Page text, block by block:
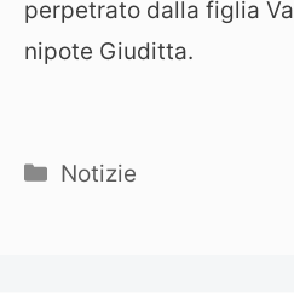
perpetrato dalla figlia
nipote Giuditta.
Categorie
Notizie